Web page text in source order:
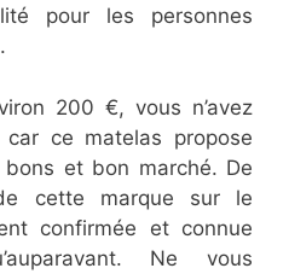
pour les personnes
200 €, vous n’avez
ce matelas propose
et bon marché. De
cette marque sur le
confirmée et connue
Ne vous